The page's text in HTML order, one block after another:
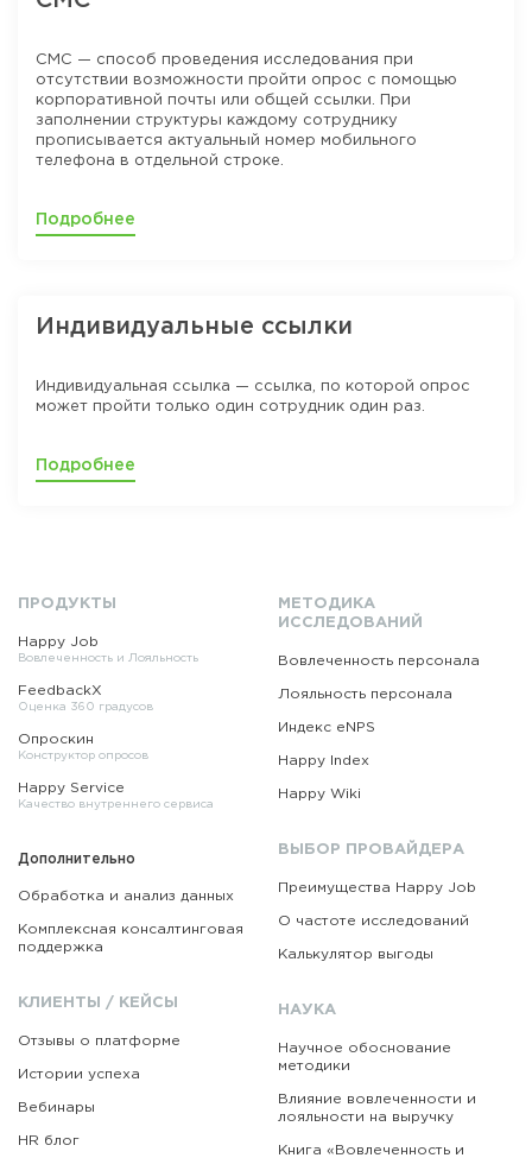
СМС — способ проведения исследования при
отсутствии возможности пройти опрос с помощью
корпоративной почты или общей ссылки. При
заполнении структуры каждому сотруднику
прописывается актуальный номер мобильного
телефона в отдельной строке.
Подробнее
Индивидуальные ссылки
Индивидуальная ссылка — ссылка, по которой опрос
может пройти только один сотрудник один раз.
Подробнее
ПРОДУКТЫ
Happy Job
Вовлеченность и Лояльность
FeedbackX
Оценка 360 градусов
Опроскин
Конструктор опросов
Happy Service
Качество внутреннего сервиса
Дополнительно
Обработка и анализ данных
Комплексная консалтинговая
поддержка
КЛИЕНТЫ / КЕЙСЫ
Отзывы о платформе
Истории успеха
Вебинары
HR блог
МЕТОДИКА
ИССЛЕДОВАНИЙ
Вовлеченность персонала
Лояльность персонала
Индекс eNPS
Happy Index
Happy Wiki
ВЫБОР ПРОВАЙДЕРА
Преимущества Happy Job
О частоте исследований
Калькулятор выгоды
НАУКА
Научное обоснование
методики
Влияние вовлеченности и
лояльности на выручку
Книга «Вовлеченность и